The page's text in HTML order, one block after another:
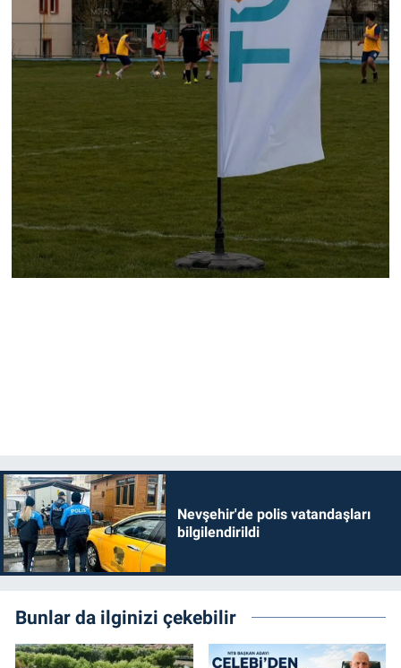
Nevşehir'de polis vatandaşları
bilgilendirildi
Bunlar da ilginizi çekebilir